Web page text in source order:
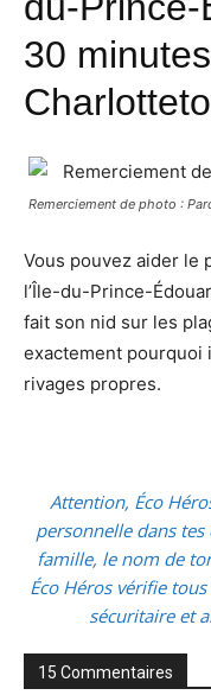
30
Remerciement de photo :
Vous pouvez aider le
l’Île-du-Prince-
fait son nid sur les
exactement pourquoi
rivages propres.
Attention, Éco
personnelle dans
famille, le nom de
Éco Héros vérifie
sécuritaire et
15 Commentaires